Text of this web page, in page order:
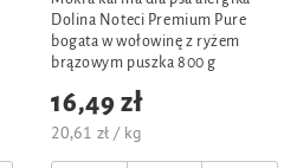
Dolina Noteci Premium Pure
bogata w wołowinę z ryżem
brązowym puszka 800 g
16,49 zł
20,61 zł / kg